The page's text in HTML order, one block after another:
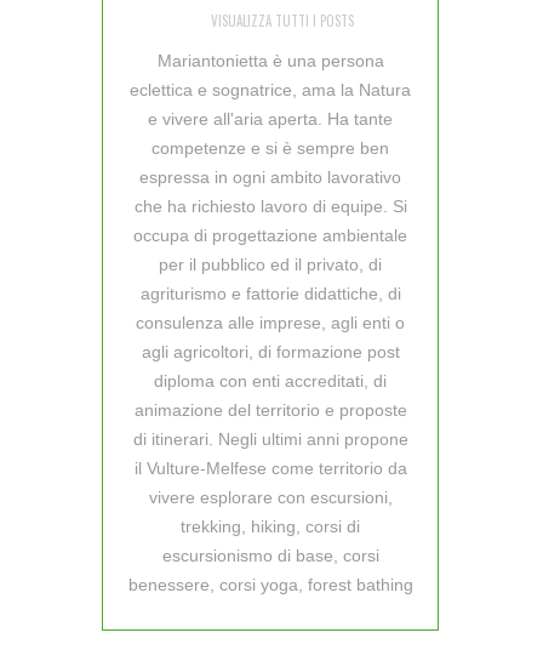
VISUALIZZA TUTTI I POSTS
Mariantonietta è una persona
eclettica e sognatrice, ama la Natura
e vivere all'aria aperta. Ha tante
competenze e si è sempre ben
espressa in ogni ambito lavorativo
che ha richiesto lavoro di equipe. Si
occupa di progettazione ambientale
per il pubblico ed il privato, di
agriturismo e fattorie didattiche, di
consulenza alle imprese, agli enti o
agli agricoltori, di formazione post
diploma con enti accreditati, di
animazione del territorio e proposte
di itinerari. Negli ultimi anni propone
il Vulture-Melfese come territorio da
vivere esplorare con escursioni,
trekking, hiking, corsi di
escursionismo di base, corsi
benessere, corsi yoga, forest bathing